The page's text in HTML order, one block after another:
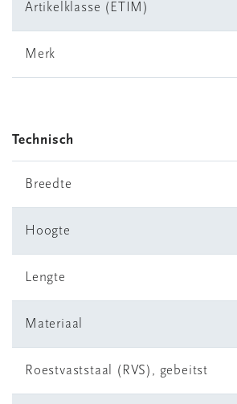
Artikelklasse (ETIM)
Merk
Technisch
Breedte
Hoogte
Lengte
Materiaal
Roestvaststaal (RVS), gebeitst